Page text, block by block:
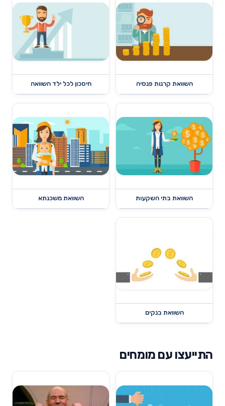
השוואת קרנות פנסיה חיסכון לכל ילד השוואה
השוואת בתי השקעות השוואת משכנתא
השוואת בנקים
התייעצו עם מומחים